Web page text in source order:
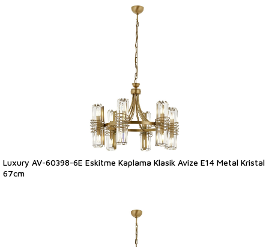
Luxury AV-60398-6E Eskitme Kaplama Klasik Avize E14 Metal Kristal
67cm